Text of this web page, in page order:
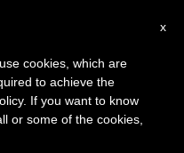
×
haremos la pausa
periodo de verano
y también el
x
cookies, which are
to achieve the
If you want to know
or some of the cookies,